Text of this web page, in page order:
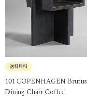
送料無料
101 COPENHAGEN Brutus
Dining Chair Coffee